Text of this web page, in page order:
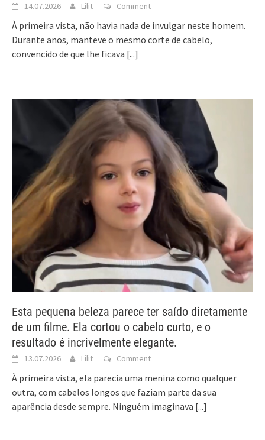
14.07.2026 Lilit Comment
À primeira vista, não havia nada de invulgar neste homem.
Durante anos, manteve o mesmo corte de cabelo,
convencido de que lhe ficava [...]
Esta pequena beleza parece ter saído diretamente
de um filme. Ela cortou o cabelo curto, e o
resultado é incrivelmente elegante.
13.07.2026 Lilit Comment
À primeira vista, ela parecia uma menina como qualquer
outra, com cabelos longos que faziam parte da sua
aparência desde sempre. Ninguém imaginava [...]